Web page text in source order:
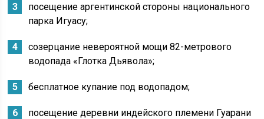
посещение аргентинской стороны национального
парка Игуасу;
созерцание невероятной мощи 82-метрового
водопада «Глотка Дьявола»;
бесплатное купание под водопадом;
посещение деревни индейского племени Гуарани